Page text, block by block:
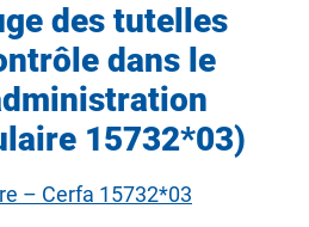
des tutelles
dans le
15732*03)
– Cerfa 15732*03